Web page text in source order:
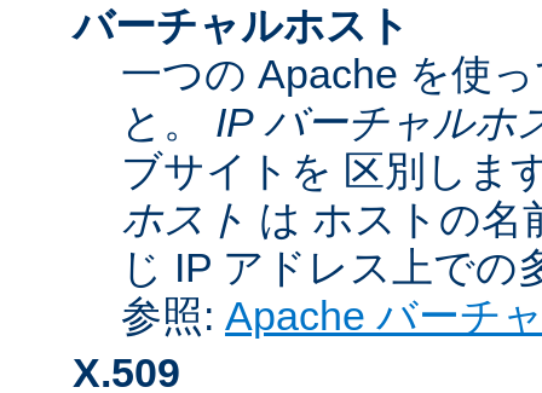
バーチャルホスト
一つの Apache を使
と。 IP バーチャルホ
ブサイトを 区別しま
ホスト は ホストの名
じ IP アドレス上で
参照: Apache バーチ
X.509